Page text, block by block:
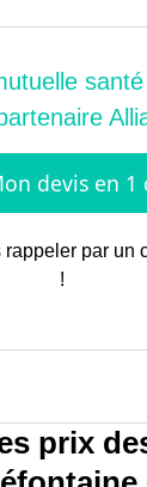
rappeler par un
!
prix